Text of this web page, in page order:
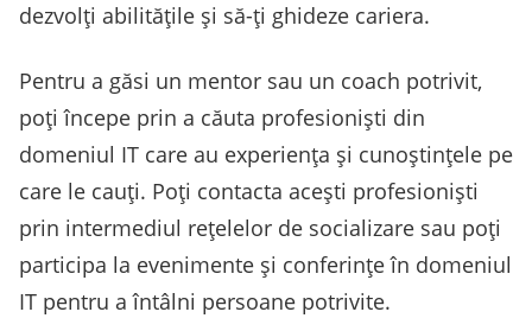
dezvolți abilitățile și să-ți ghideze cariera.
Pentru a găsi un mentor sau un coach potrivit,
poți începe prin a căuta profesioniști din
domeniul IT care au experiența și cunoștințele pe
care le cauți. Poți contacta acești profesioniști
prin intermediul rețelelor de socializare sau poți
participa la evenimente și conferințe în domeniul
IT pentru a întâlni persoane potrivite.